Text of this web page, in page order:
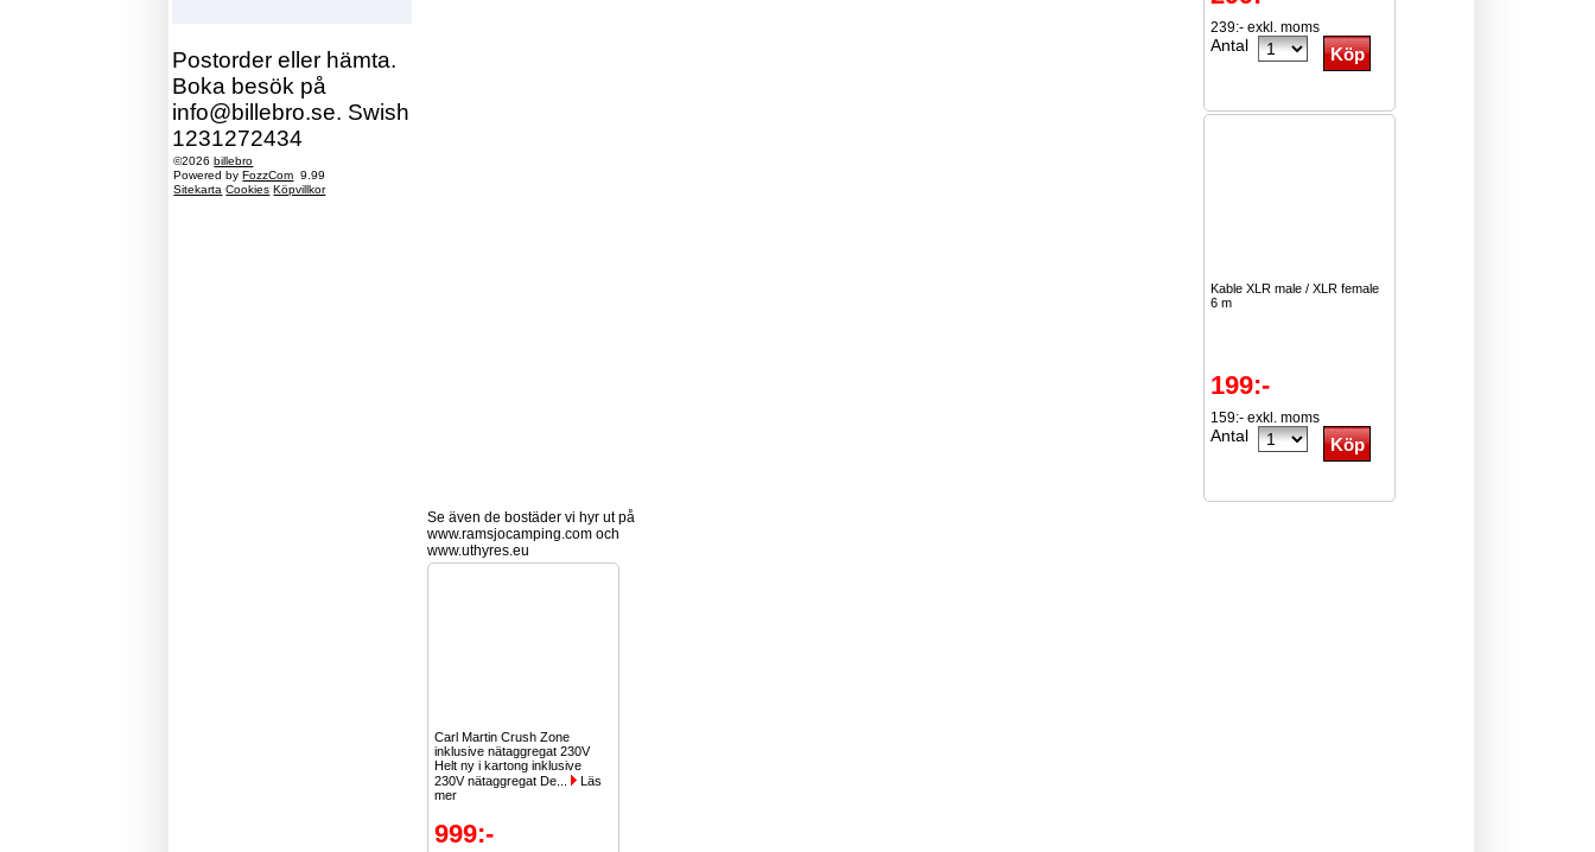
Postorder eller hämta.
Boka besök på
info@billebro.se. Swish
1231272434
©2026billebro
Powered byFozzCom 9.99
Sitekarta Cookies Köpvillkor
239:- exkl. moms
Antal
Kable XLR male / XLR female
6 m
199:-
159:- exkl. moms
Antal
Se även de bostäder vi hyr ut på
www.ramsjocamping.com och
www.uthyres.eu
Carl Martin Crush Zone
inklusive nätaggregat 230V
Helt ny i kartong inklusive
230V nätaggregat De...
Läs
mer
999:-